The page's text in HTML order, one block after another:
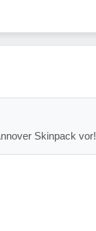
Skinpack vor!